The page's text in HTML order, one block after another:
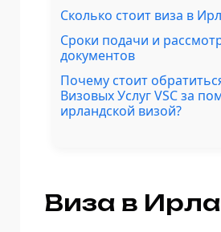
Сколько стоит виза в
Сроки подачи и
документов
Почему стоит
Визовых Услуг VSC за
ирландской визой?
Виза в